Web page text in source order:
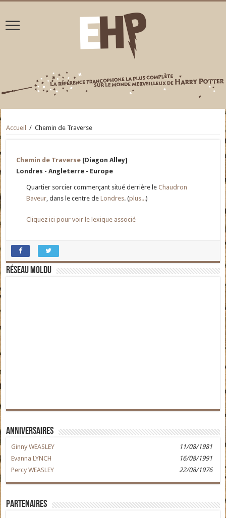
Accueil / Chemin de Traverse
Chemin de Traverse [Diagon Alley]
Londres - Angleterre - Europe
Quartier sorcier commerçant situé derrière leChaudron
Baveur, dans le centre deLondres. (plus...)
Cliquez ici pour voir le lexique associé
Réseau moldu
Anniversaires
Ginny WEASLEY
11/08/1981
Evanna LYNCH
16/08/1991
Percy WEASLEY
22/08/1976
Partenaires